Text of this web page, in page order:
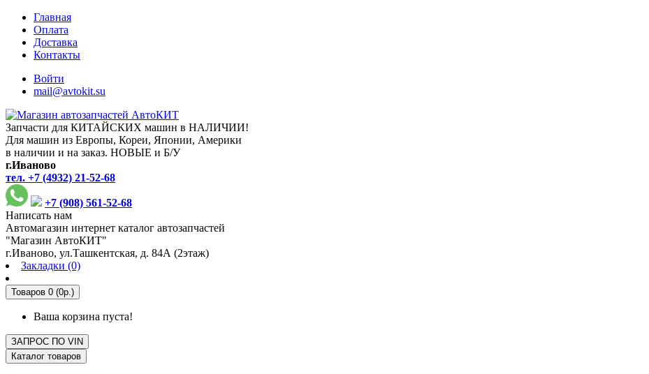
Главная
Оплата
Доставка
Контакты
Войти
mail@avtokit.su
Запчасти для КИТАЙСКИХ машин в НАЛИЧИИ!
Для машин из Европы, Кореи, Японии, Америки
в наличии и на заказ. НОВЫЕ и Б/У
г.Иваново
тел. +7 (4932) 21-52-68
+7 (908) 561-52-68
Написать нам
Автомагазин интернет каталог автозапчастей
"Магазин АвтоКИТ"
г.Иваново, ул.Ташкентская, д. 84А (2этаж)
Закладки (0)
Товаров 0 (0р.)
Ваша корзина пуста!
ЗАПРОС ПО VIN
Каталог товаров